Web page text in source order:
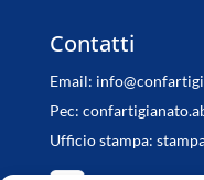
Contatti
Email:
Pec:
Ufficio stampa: